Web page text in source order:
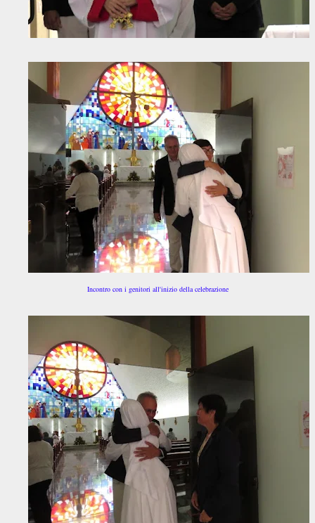
Incontro con i genitori all'inizio della celebrazione